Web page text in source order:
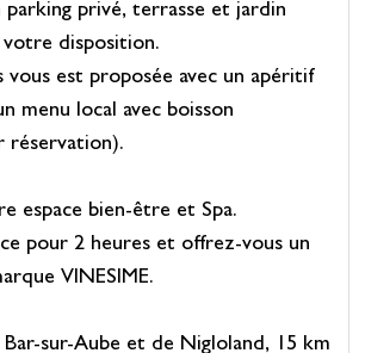
parking privé, terrasse et jardin
disposition.
vous est proposée avec un apéritif
menu local avec boisson
réservation).
espace bien-être et Spa.
pour 2 heures et offrez-vous un
VINESIME.
sur-Aube et de Nigloland, 15 km